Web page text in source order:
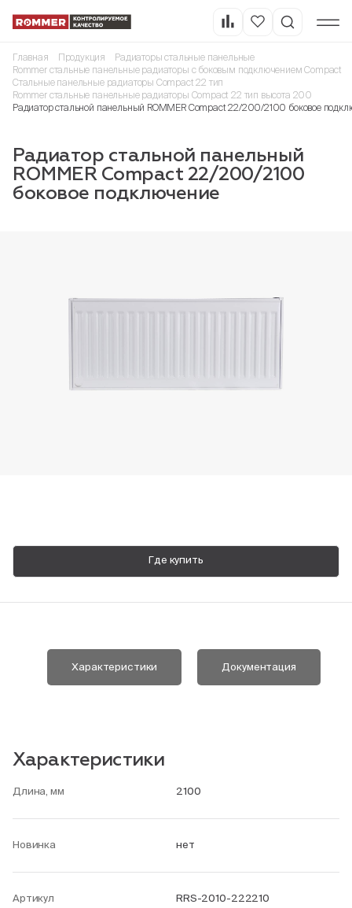
Главная Продукция
Радиаторы стальные панельные
Rommer стальные панельные радиаторы с боковым подключением Compact
Стальные панельные радиаторы Compact 22 тип
Rommer стальные панельные радиаторы Compact 22 тип высота 200
Радиатор стальной панельный ROMMER Compact 22/200/2100 боковое
Радиатор стальной панельный
ROMMER Compact 22/200/2100
боковое подключение
Где купить
Характеристики Документация
Характеристики
Длина, мм 2100
Новинка нет
Артикул RRS-2010-222210